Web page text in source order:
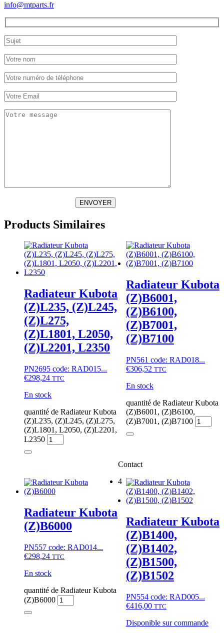
info@mtparts.fr
ENVOYER
Products Similaires
Radiateur Kubota
(Z)L235, (Z)L245,
(Z)L275,
(Z)L1801, L2050,
(Z)L2201, L2350
PN2695 code: RAD015...
€298,24 TTC
En stock
quantité de Radiateur Kubota
(Z)L235, (Z)L245, (Z)L275,
(Z)L1801, L2050, (Z)L2201,
L2350
Radiateur Kubota
(Z)B6001,
(Z)B6100,
(Z)B7001,
(Z)B7100
PN561 code: RAD018...
€306,52 TTC
En stock
quantité de Radiateur Kubota
(Z)B6001, (Z)B6100,
(Z)B7001, (Z)B7100
Radiateur Kubota
(Z)B6000
PN557 code: RAD014...
€298,24 TTC
En stock
quantité de Radiateur Kubota
(Z)B6000
Radiateur Kubota
(Z)B1400,
(Z)B1402,
(Z)B1500,
(Z)B1502
PN554 code: RAD005...
€416,00 TTC
Disponible sur commande
Contact
4